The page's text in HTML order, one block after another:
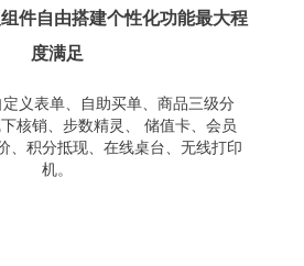
件自由搭建个性化功能最大程
度满足
义表单、自助买单、商品三级分
核销、步数精灵、 储值卡、会员
、积分抵现、在线桌台、无线打印
机。